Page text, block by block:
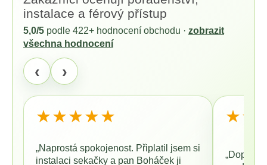
instalace a férový přístup
5,0/5 podle 422+ hodnocení obchodu · zobrazit
všechna hodnocení
‹ ›
★★★★★
„Naprostá spokojenost. Připlatil jsem si
instalaci sekačky a pan Boháček ji
MAMMOTION
LUBA
MINI
AWD
1000
DÁREK
HODNOTĚ
1699,-